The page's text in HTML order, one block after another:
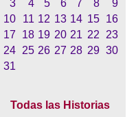
3
4 5 6 7 8
9
10
11 12 13 14 15
16
17
18 19 20 21 22
23
24
25 26 27 28 29 30
31
Todas las Historias